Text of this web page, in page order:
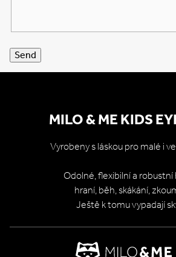
Send
MILO & ME KIDS
Vyrobeny s láskou pro malé i
Odolné, flexibilní a robustní
hraní, běh, skákání,
Ještě k tomu vypadají